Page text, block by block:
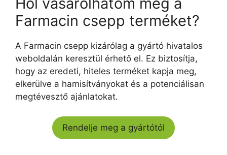
Farmacin csepp terméket?
A Farmacin csepp kizárólag a gyártó hivatalos
weboldalán keresztül érhető el. Ez biztosítja,
hogy az eredeti, hiteles terméket kapja meg,
elkerülve a hamisítványokat és a potenciálisan
megtévesztő ajánlatokat.
Rendelje meg a gyártótól